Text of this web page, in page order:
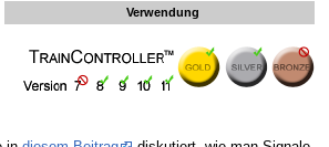
Verwendung